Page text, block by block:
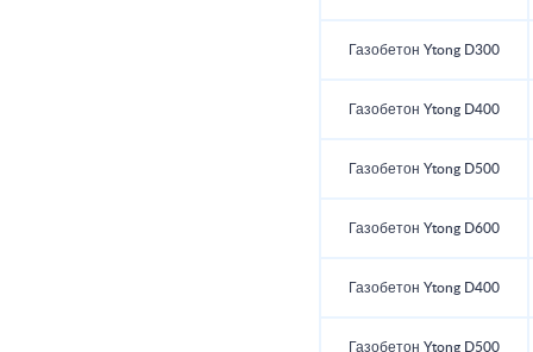
Газобетон Ytong D300
Газобетон Ytong D400
Газобетон Ytong D500
Газобетон Ytong D600
Газобетон Ytong D400
Газобетон Ytong D500